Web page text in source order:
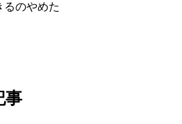
るのやめた
事